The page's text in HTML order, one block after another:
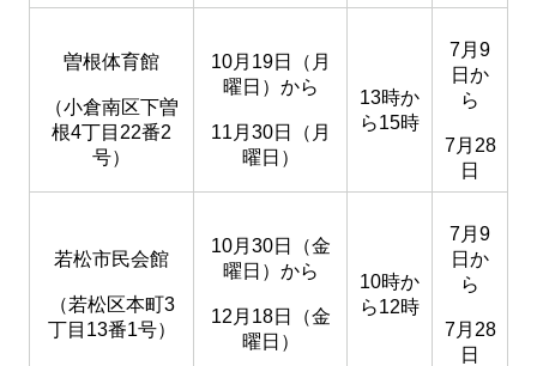
曽根体育館
（小倉南区下曽
根4丁目22番2
号）
10月19日（月
曜日）から
11月30日（月
曜日）
13時か
ら15時
7月9
日か
ら
7月28
日
若松市民会館
（若松区本町3
丁目13番1号）
10月30日（金
曜日）から
12月18日（金
曜日）
10時か
ら12時
7月9
日か
ら
7月28
日